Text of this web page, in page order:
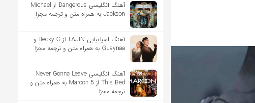
آهنگ انگلیسی Dangerous از Michael
Jackson به همراه متن و ترجمه مجزا
آهنگ اسپانیایی TAJIN از Becky G و
Guaynaa به همراه متن و ترجمه مجزا
آهنگ انگلیسی Never Gonna Leave
This Bed از Maroon 5 به همراه متن و
ترجمه مجزا